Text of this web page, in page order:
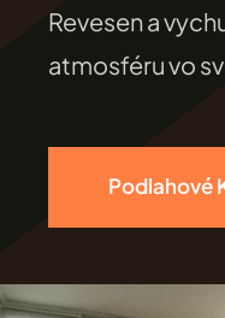
Revesen a
atmosféru vo
Podlahové